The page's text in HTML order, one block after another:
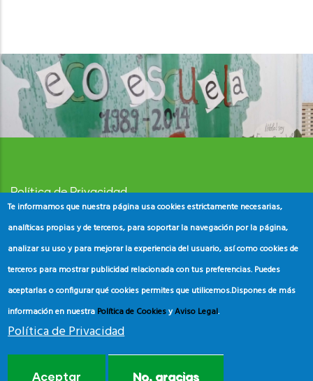
Política de Privacidad
Aviso Legal
Política de Cookies
Te informamos que nuestra página usa cookies estrictamente necesarias,
analíticas propias y de terceros, para soportar la navegación por la página,
analizar su uso y para mejorar la experiencia del usuario, así como cookies de
terceros para mostrar publicidad relacionada con tus preferencias. Puedes
aceptarlas o configurar qué cookies permites que utilicemos.Dispones de más
información en nuestra Política de CookiesyAviso Legal.
Política de Privacidad
Aceptar No, gracias